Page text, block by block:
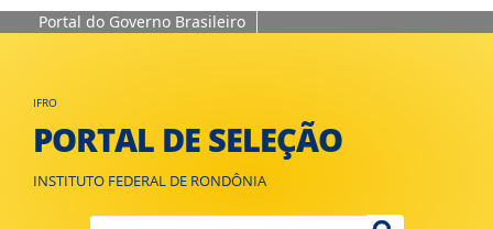
Portal do Governo Brasileiro
IFRO
PORTAL DE SELEÇÃO
INSTITUTO FEDERAL DE RONDÔNIA